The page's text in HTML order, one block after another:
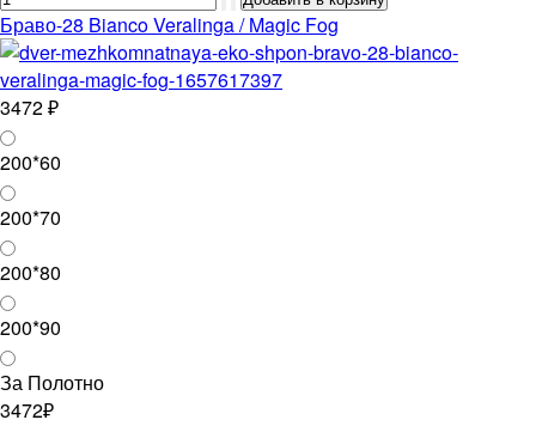
Браво-28 Bianco Veralinga / Magic Fog
3472 ₽
200*60
200*70
200*80
200*90
За Полотно
3472₽